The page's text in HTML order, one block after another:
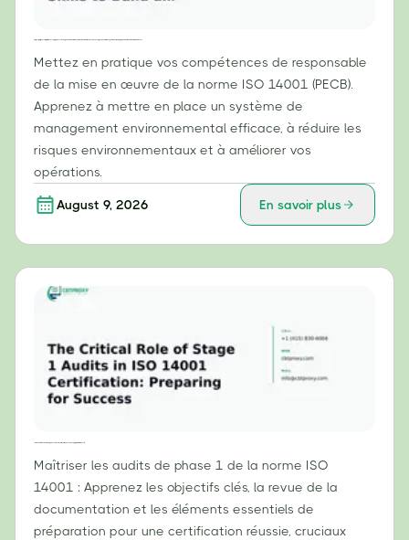
Mettez en pratique vos compétences de responsable
de la mise en œuvre de la norme ISO 14001 (PECB).
Apprenez à mettre en place un système de
management environnemental efficace, à réduire les
risques environnementaux et à améliorer vos
opérations.
August 9, 2026 En savoir plus
Maîtriser les audits de phase 1 de la norme ISO
14001 : Apprenez les objectifs clés, la revue de la
documentation et les éléments essentiels de
préparation pour une certification réussie, cruciaux